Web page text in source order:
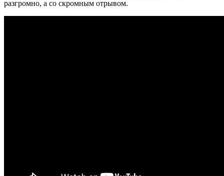
разгромно, а со скромным отрывом.